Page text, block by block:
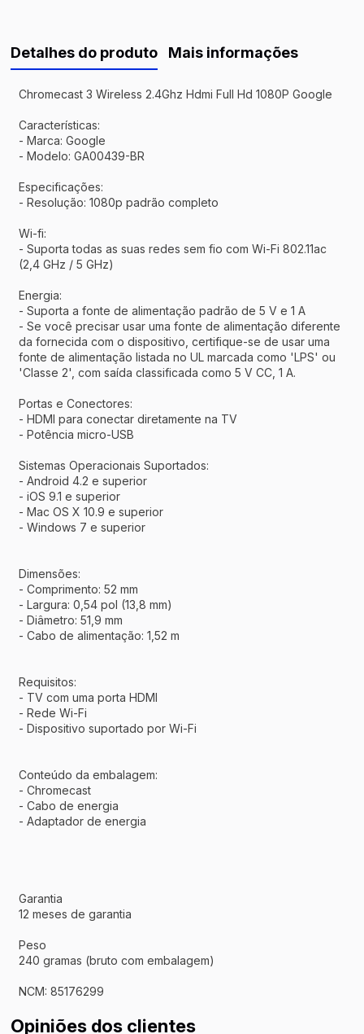
Detalhes do produto
Chromecast 3 Wireless 2.4Ghz Hdmi Full Hd 1080P Google
Características:
- Marca: Google
- Modelo: GA00439-BR
Especificações:
- Resolução: 1080p padrão completo
Wi-fi:
- Suporta todas as suas redes sem fio com Wi-Fi 802.11ac
(2,4 GHz / 5 GHz)
Energia:
- Suporta a fonte de alimentação padrão de 5 V e 1 A
- Se você precisar usar uma fonte de alimentação diferente
da fornecida com o dispositivo, certifique-se de usar uma
fonte de alimentação listada no UL marcada como 'LPS' ou
'Classe 2', com saída classificada como 5 V CC, 1 A.
Portas e Conectores:
- HDMI para conectar diretamente na TV
- Potência micro-USB
Sistemas Operacionais Suportados:
- Android 4.2 e superior
- iOS 9.1 e superior
- Mac OS X 10.9 e superior
- Windows 7 e superior
Dimensões:
- Comprimento: 52 mm
- Largura: 0,54 pol (13,8 mm)
- Diâmetro: 51,9 mm
- Cabo de alimentação: 1,52 m
Requisitos:
- TV com uma porta HDMI
- Rede Wi-Fi
- Dispositivo suportado por Wi-Fi
Conteúdo da embalagem:
- Chromecast
- Cabo de energia
- Adaptador de energia
Garantia
12 meses de garantia
Peso
240 gramas (bruto com embalagem)
NCM: 85176299
Mais informações
Opiniões dos clientes